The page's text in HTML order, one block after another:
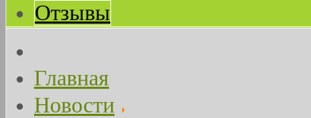
Отзывы
Главная
Новости